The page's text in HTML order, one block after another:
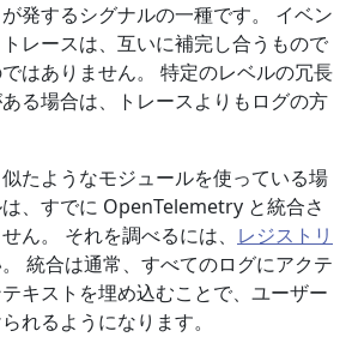
発するシグナルの一種です。 イベン
レースは、互いに補完し合うもので
はありません。 特定のレベルの冗長
る場合は、トレースよりもログの方
たようなモジュールを使っている場
、すでに OpenTelemetry と統合さ
ん。 それを調べるには、 レジストリ
統合は通常、すべてのログにアクテ
キストを埋め込むことで、ユーザー
れるようになります。